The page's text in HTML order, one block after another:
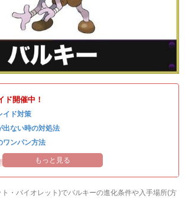
ド開催中！
イド対策
出ない時の対処法
ワンパン方法
催中！ もっと見る
・バイオレット)でバルキーの進化条件や入手場所(方